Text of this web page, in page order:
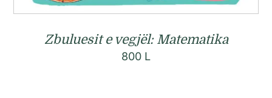
Zbuluesit e vegjël: Matematika
800 L